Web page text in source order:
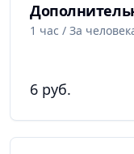
Акции и бонусы
организацию
Доставка
1 час / За
6 руб.